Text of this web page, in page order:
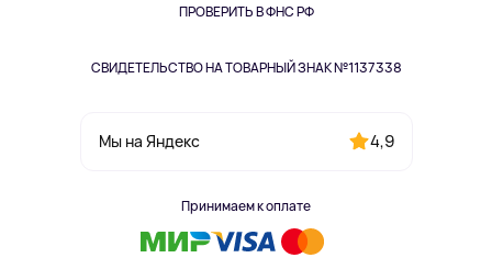
ПРОВЕРИТЬ В ФНС РФ
СВИДЕТЕЛЬСТВО НА ТОВАРНЫЙ ЗНАК №1137338
Мы на Яндекс 4,9
Принимаем к оплате
Одежда и аксессуары